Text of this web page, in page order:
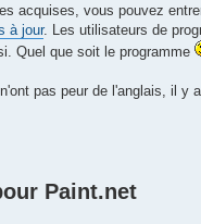
acquises, vous pouvez
à jour. Les utilisateurs de
Quel que soit le programme
pas peur de l'anglais, il y
Paint.net